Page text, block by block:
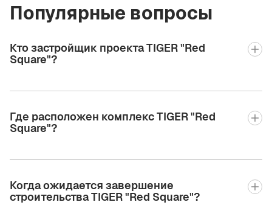
Популярные вопросы
Кто застройщик проекта TIGER "Red
Square"?
Где расположен комплекс TIGER "Red
Square"?
Когда ожидается завершение
строительства TIGER "Red Square"?